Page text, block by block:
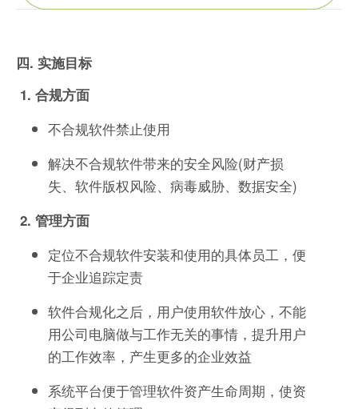
四. 实施目标
1. 合规方面
不合规软件禁止使用
解决不合规软件带来的安全风险(财产损
失、软件版权风险、病毒威胁、数据安全)
2. 管理方面
定位不合规软件安装和使用的具体员工，便
于企业追踪定责
软件合规化之后，用户使用软件放心，不能
用公司电脑做与工作无关的事情，提升用户
的工作效率，产生更多的企业效益
系统平台便于管理软件资产生命周期，使资